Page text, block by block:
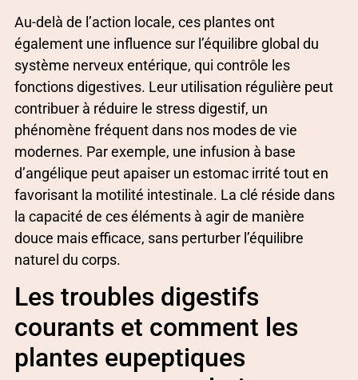
Au-delà de l’action locale, ces plantes ont
également une influence sur l’équilibre global du
système nerveux entérique, qui contrôle les
fonctions digestives. Leur utilisation régulière peut
contribuer à réduire le stress digestif, un
phénomène fréquent dans nos modes de vie
modernes. Par exemple, une infusion à base
d’angélique peut apaiser un estomac irrité tout en
favorisant la motilité intestinale. La clé réside dans
la capacité de ces éléments à agir de manière
douce mais efficace, sans perturber l’équilibre
naturel du corps.
Les troubles digestifs
courants et comment les
plantes eupeptiques